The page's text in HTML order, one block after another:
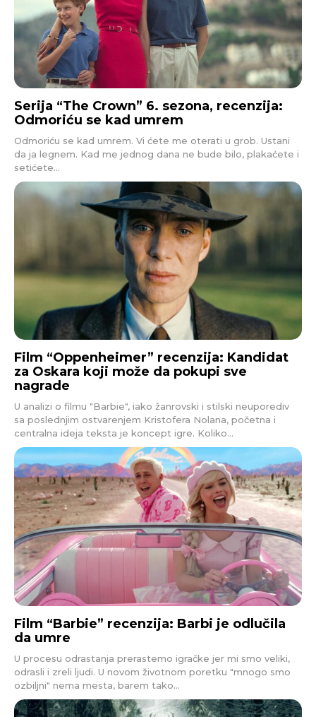
Serija “The Crown” 6. sezona, recenzija:
Odmoriću se kad umrem
Odmoriću se kad umrem. Vi ćete me oterati u grob. Ustani
da ja legnem. Kad me jednog dana ne bude bilo, plakaćete i
setićete...
Film “Oppenheimer” recenzija: Kandidat
za Oskara koji može da pokupi sve
nagrade
U analizi o filmu "Barbie", iako žanrovski i stilski neuporediv
sa poslednjim ostvarenjem Kristofera Nolana, početna i
centralna ideja teksta je koncept igre. Koliko...
Film “Barbie” recenzija: Barbi je odlučila
da umre
U procesu odrastanja prerastemo igračke jer mi smo veliki,
odrasli i zreli ljudi. U novom životnom poretku "mnogo smo
ozbiljni" nema mesta, barem tako...